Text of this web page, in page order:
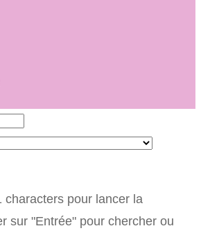
characters pour lancer la
sur "Entrée" pour chercher ou